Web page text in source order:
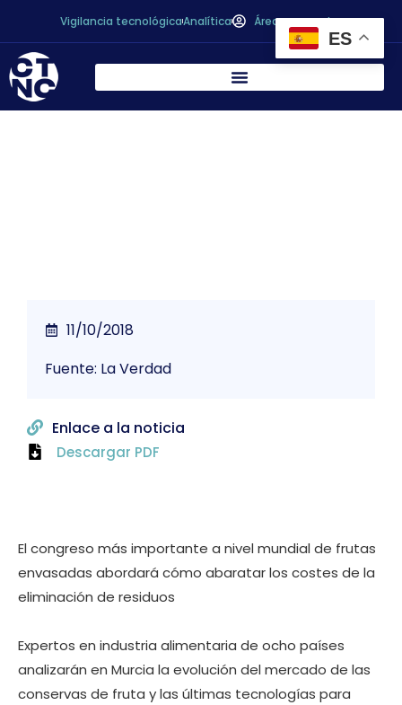
Vigilancia tecnológicaAnalítica Área personal
El congreso más importante a nivel mundial de frutas
envasadas abordará cómo abaratar los costes de la
eliminación de residuos
Expertos en industria alimentaria de ocho países
analizarán en Murcia la evolución del mercado de las
conservas de fruta y las últimas tecnologías para
11/10/2018
Fuente: La Verdad
Enlace a la noticia
Descargar PDF
ES